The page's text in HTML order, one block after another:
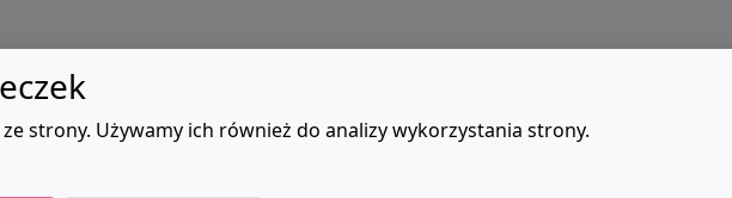
strony. Używamy ich również do analizy wykorzystania strony.